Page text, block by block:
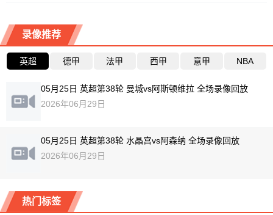
录像推荐
英超 德甲 法甲 西甲 意甲 NBA
05月25日 英超第38轮 曼城vs阿斯顿维拉 全场录像回放
2026年06月29日
05月25日 英超第38轮 水晶宫vs阿森纳 全场录像回放
2026年06月29日
热门标签